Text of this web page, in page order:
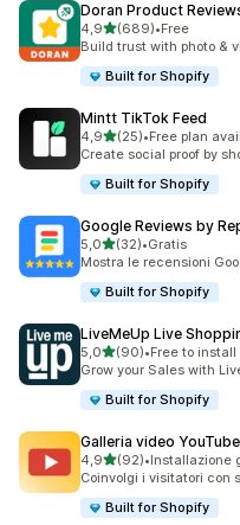
Doran Product
4,9stelle su 5
(689)
689 recensioni totali
•Free
Build trust with photo &
Built for Shopify
Mintt TikTok Feed
4,9stelle su 5
(25)
25 recensioni totali
•Free plan
Create social proof by
Built for Shopify
Google Reviews by
5,0stelle su 5
(32)
32 recensioni totali
•Gratis
Mostra le recensioni
Built for Shopify
LiveMeUp Live
5,0stelle su 5
(90)
90 recensioni totali
•Free to install
Grow your Sales with
Built for Shopify
Galleria video
4,9stelle su 5
(92)
92 recensioni totali
•Installazione
Coinvolgi i visitatori con
Built for Shopify